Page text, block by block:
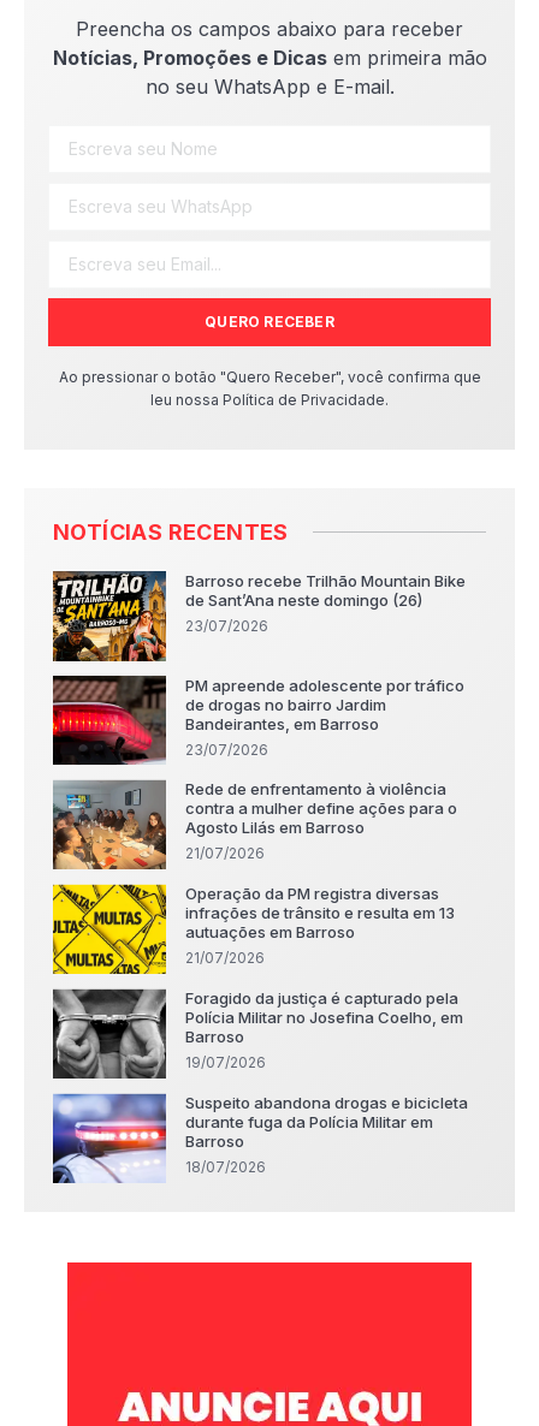
Preencha os campos abaixo para receber
Notícias, Promoções e Dicasem primeira mão
no seu WhatsApp e E-mail.
QUERO RECEBER
Ao pressionar o botão "Quero Receber", você confirma que
leu nossa Política de Privacidade.
NOTÍCIAS RECENTES
Barroso recebe Trilhão Mountain Bike
de Sant’Ana neste domingo (26)
23/07/2026
PM apreende adolescente por tráfico
de drogas no bairro Jardim
Bandeirantes, em Barroso
23/07/2026
Rede de enfrentamento à violência
contra a mulher define ações para o
Agosto Lilás em Barroso
21/07/2026
Operação da PM registra diversas
infrações de trânsito e resulta em 13
autuações em Barroso
21/07/2026
Foragido da justiça é capturado pela
Polícia Militar no Josefina Coelho, em
Barroso
19/07/2026
Suspeito abandona drogas e bicicleta
durante fuga da Polícia Militar em
Barroso
18/07/2026